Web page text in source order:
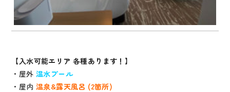
【入水可能エリア 各種あります！】
・屋外 温水プール
・屋内 温泉&露天風呂 (2箇所)